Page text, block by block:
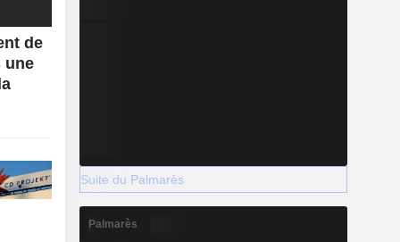
de
une
Suite du Palmarès
Palmarès